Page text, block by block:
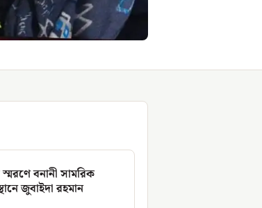
স্মরণে বনানী সামরিক
জুবাইদা রহমান